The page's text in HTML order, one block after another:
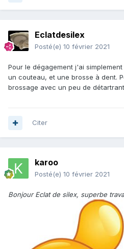
Eclatdesilex
Posté(e) 10 février 2021
Pour le dégagement j'ai
un couteau, et une brosse à dent.
brossage avec un peu de
Citer
karoo
Posté(e) 10 février 2021
Bonjour Eclat de silex, superbe